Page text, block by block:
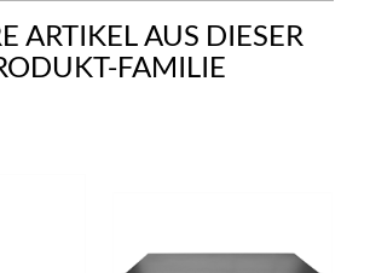
ARTIKEL AUS DIESER
FAMILIE